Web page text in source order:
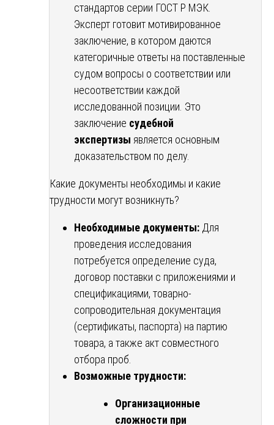
стандартов серии ГОСТ Р МЭК.
Эксперт готовит мотивированное
заключение, в котором даются
категоричные ответы на поставленные
судом вопросы о соответствии или
несоответствии каждой
исследованной позиции. Это
заключение судебной
экспертизы является основным
доказательством по делу.
Какие документы необходимы и какие
трудности могут возникнуть?
Необходимые документы: Для
проведения исследования
потребуется определение суда,
договор поставки с приложениями и
спецификациями, товарно-
сопроводительная документация
(сертификаты, паспорта) на партию
товара, а также акт совместного
отбора проб.
Возможные трудности:
Организационные
сложности при